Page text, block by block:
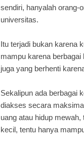
sendiri, hanyalah orang-
universitas.
Itu terjadi bukan karena
mampu karena
juga yang berhenti
Sekalipun ada berbagai
diakses secara
uang atau hidup
kecil, tentu hanya